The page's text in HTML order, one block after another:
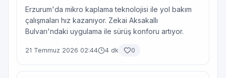
Erzurum'da mikro kaplama teknolojisi ile yol bakım
çalışmaları hız kazanıyor. Zekai Aksakallı
Bulvarı'ndaki uygulama ile sürüş konforu artıyor.
21 Temmuz 2026 02:44 4 dk 0